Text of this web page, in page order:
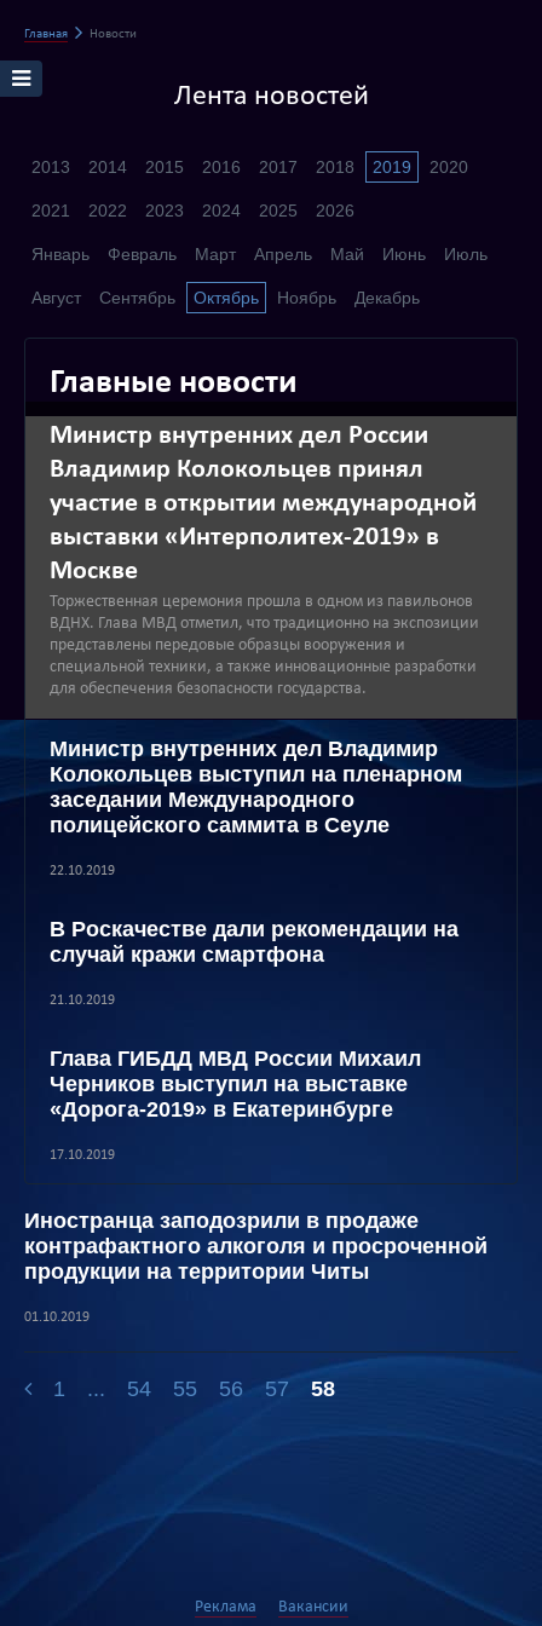
Главная Новости
Лента новостей
2013 2014 2015 2016 2017 2018 2019 2020
2021 2022 2023 2024 2025 2026
Январь Февраль Март Апрель Май Июнь Июль
Август Сентябрь Октябрь Ноябрь Декабрь
Главные новости
Министр внутренних дел России
Владимир Колокольцев принял
участие в открытии международной
выставки «Интерполитех-2019» в
Москве
Торжественная церемония прошла в одном из павильонов
ВДНХ. Глава МВД отметил, что традиционно на экспозиции
представлены передовые образцы вооружения и
специальной техники, а также инновационные разработки
для обеспечения безопасности государства.
Министр внутренних дел Владимир
Колокольцев выступил на пленарном
заседании Международного
полицейского саммита в Сеуле
22.10.2019
В Роскачестве дали рекомендации на
случай кражи смартфона
21.10.2019
Глава ГИБДД МВД России Михаил
Черников выступил на выставке
«Дорога-2019» в Екатеринбурге
17.10.2019
Иностранца заподозрили в продаже
контрафактного алкоголя и просроченной
продукции на территории Читы
01.10.2019
1 ... 54 55 56 57 58
Реклама Вакансии